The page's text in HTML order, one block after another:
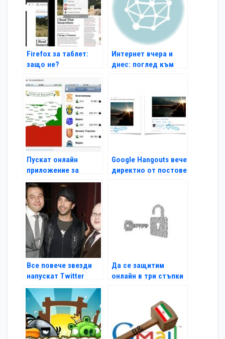
Firefox за таблет:
защо не?
Интернет вчера и
днес: поглед към
Пускат онлайн
приложение за
градовете на
България
Google Hangouts вече
директно от постове
Все повече звезди
напускат Twitter
Да се защитим
онлайн в три стъпки